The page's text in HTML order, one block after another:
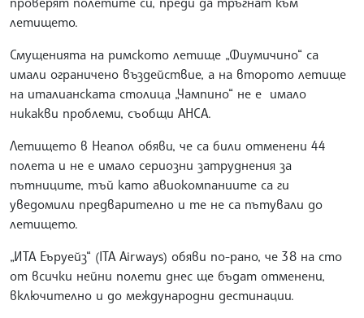
летището.
Смущенията на римското летище „Фиумичино“ са
имали ограничено въздействие, а на второто летище
на италианската столица „Чампино“ не е имало
никакви проблеми, съобщи АНСА.
Летището в Неапол обяви, че са били отменени 44
полета и не е имало сериозни затруднения за
пътниците, тъй като авиокомпаниите са ги
уведомили предварително и те не са пътували до
летището.
„ИТА Еъруейз“ (ITA Airways) обяви по-рано, че 38 на сто
от всички нейни полети днес ще бъдат отменени,
включително и до международни дестинации.